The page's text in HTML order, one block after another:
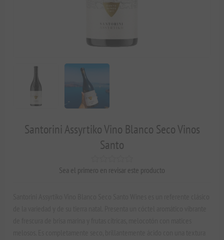
Santorini Assyrtiko Vino Blanco Seco Vinos
Santo
Sea el primero en revisar este producto